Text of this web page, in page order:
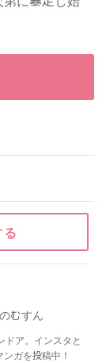
のむすん
ドア。インスタと
ガを投稿中！